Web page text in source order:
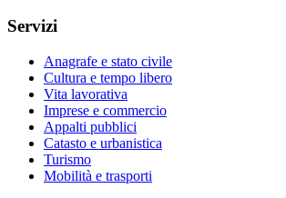
Servizi
Anagrafe e stato civile
Cultura e tempo libero
Vita lavorativa
Imprese e commercio
Appalti pubblici
Catasto e urbanistica
Turismo
Mobilità e trasporti